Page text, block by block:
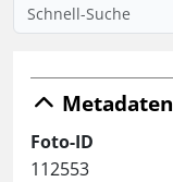
Metadaten
Foto-ID
112553